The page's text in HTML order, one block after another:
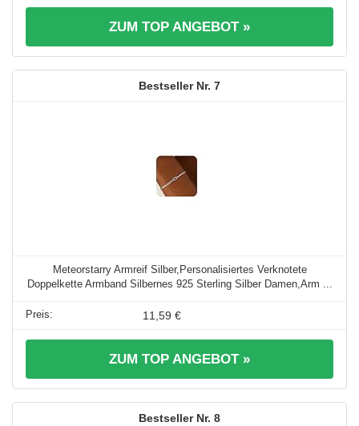
ZUM TOP ANGEBOT »
7
Meteorstarry Armreif Silber,Personalisiertes Verknotete
Doppelkette Armband Silbernes 925 Sterling Silber Damen,Arm ...
11,59 €
ZUM TOP ANGEBOT »
8